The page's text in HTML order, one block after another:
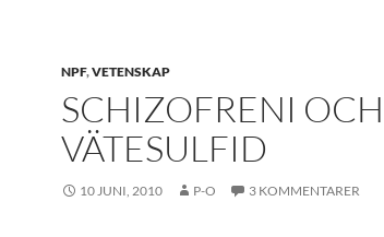
NPF,VETENSKAP
SCHIZOFRENI
VÄTESULFID
10 JUNI, 2010 P-O 3 KOMMENTARER